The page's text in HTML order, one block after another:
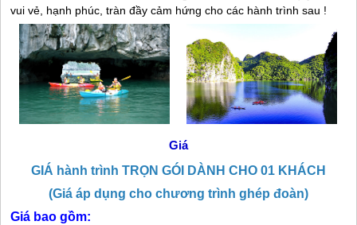
vui vẻ, hạnh phúc, tràn đầy cảm hứng cho các hành trình sau !
Giá
GIÁ hành trình TRỌN GÓI DÀNH CHO 01 KHÁCH
(Giá áp dụng cho chương trình ghép đoàn)
Giá bao gồm: